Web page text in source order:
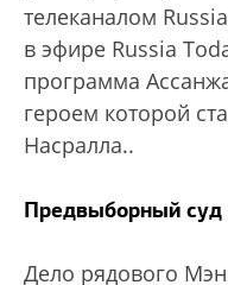
телеканалом
в эфире Russia
программа
героем которой
Насралла..
Предвыборный суд
Дело рядового